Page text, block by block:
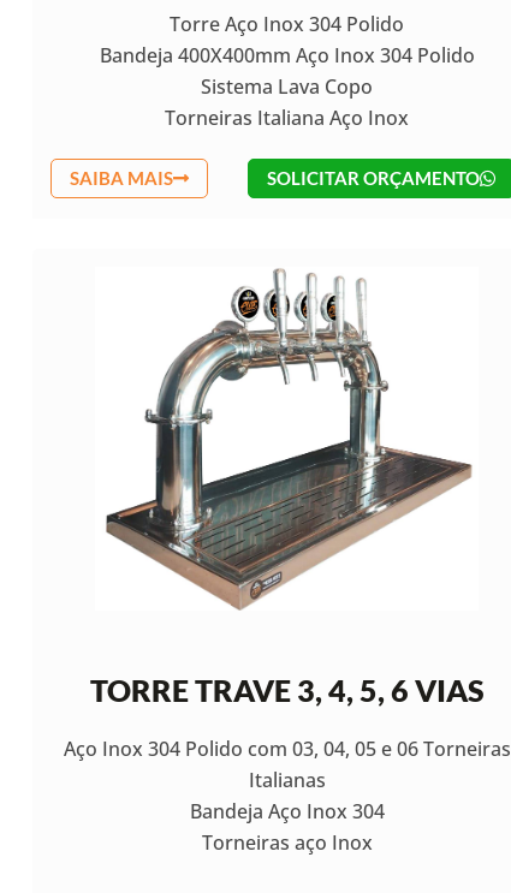
Torre Aço Inox 304 Polido
Bandeja 400X400mm Aço Inox 304 Polido
Sistema Lava Copo
Torneiras Italiana Aço Inox
SAIBA MAIS SOLICITAR ORÇAMENTO
TORRE TRAVE 3, 4, 5, 6 VIAS
Aço Inox 304 Polido com 03, 04, 05 e 06 Torneiras
Italianas
Bandeja Aço Inox 304
Torneiras aço Inox